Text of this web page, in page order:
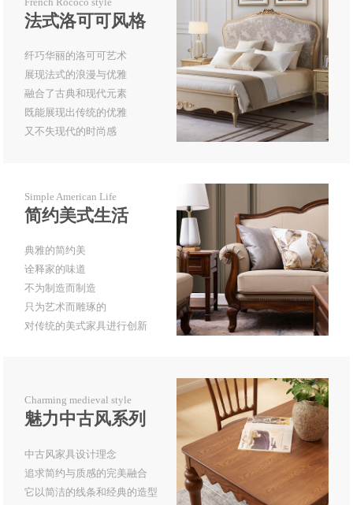
法式洛可可风格
纤巧华丽的洛可可艺术
展现法式的浪漫与优雅
融合了古典和现代元素
既能展现出传统的优雅
又不失现代的时尚感
Simple American Life
简约美式生活
典雅的简约美
诠释家的味道
不为制造而制造
只为艺术而雕琢的
对传统的美式家具进行创新
Charming medieval style
魅力中古风系列
中古风家具设计理念
追求简约与质感的完美融合
它以简洁的线条和经典的造型